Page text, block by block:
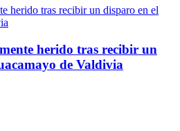
herido tras recibir un
de Valdivia